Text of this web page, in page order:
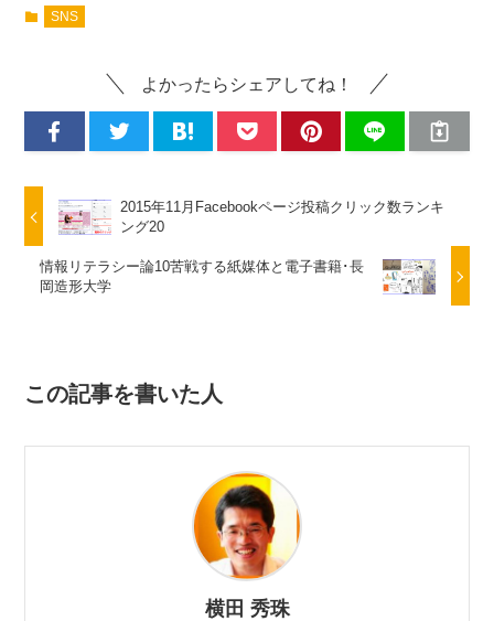
SNS
よかったらシェアしてね！
2015年11月Facebookページ投稿クリック数ランキ
ング20
情報リテラシー論10苦戦する紙媒体と電子書籍･長
岡造形大学
この記事を書いた人
横田 秀珠